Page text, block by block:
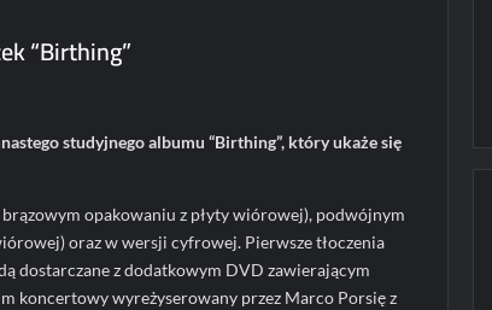
“Birthing”
studyjnego albumu “Birthing”, który ukaże się
opakowaniu z płyty wiórowej), podwójnym
oraz w wersji cyfrowej. Pierwsze tłoczenia
dostarczane z dodatkowym DVD zawierającym
koncertowy wyreżyserowany przez Marco Porsię z